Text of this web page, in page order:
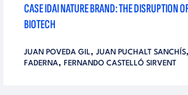
CASE IDAI NATURE BRAND: THE DISRUPTION
BIOTECH
JUAN POVEDA GIL, JUAN PUCHALT SANCHÍS,
FADERNA, FERNANDO CASTELLÓ SIRVENT